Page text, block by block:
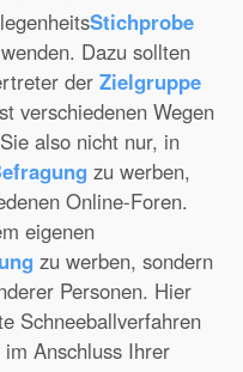
Stichprobe
Dazu sollten
der Zielgruppe
verschiedenen Wegen
also nicht nur, in
zu werben,
Online-Foren.
eigenen
zu werben, sondern
Personen. Hier
Schneeballverfahren
im Anschluss Ihrer